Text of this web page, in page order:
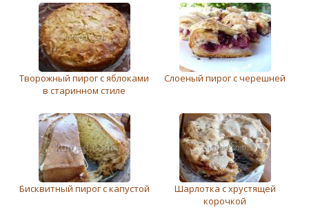
Творожный пирог с яблоками
в старинном стиле
Слоеный пирог с черешней
Бисквитный пирог с капустой
Шарлотка с хрустящей
корочкой